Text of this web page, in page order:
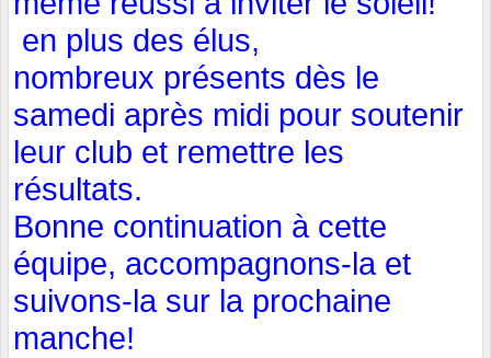
en plus des élus,
nombreux présents dès le
samedi après midi pour soutenir
leur club et remettre les
résultats.
Bonne continuation à cette
équipe, accompagnons-la et
suivons-la sur la prochaine
manche!